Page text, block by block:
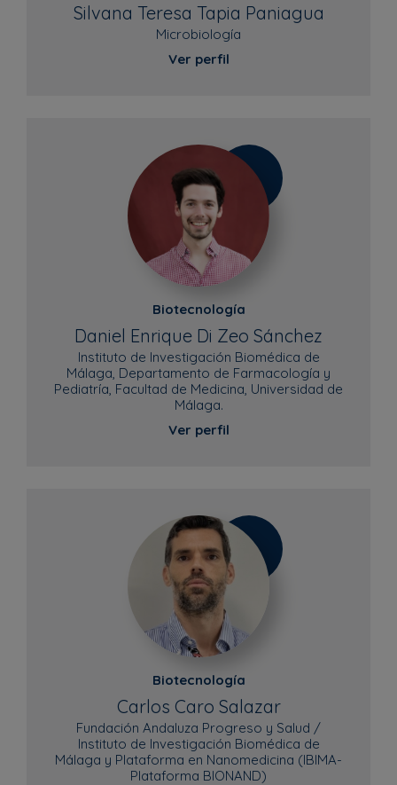
Silvana Teresa Tapia Paniagua
Microbiología
Ver perfil
Biotecnología
Daniel Enrique Di Zeo Sánchez
Instituto de Investigación Biomédica de
Málaga, Departamento de Farmacología y
Pediatría, Facultad de Medicina, Universidad de
Málaga.
Ver perfil
Biotecnología
Carlos Caro Salazar
Fundación Andaluza Progreso y Salud /
Instituto de Investigación Biomédica de
Málaga y Plataforma en Nanomedicina (IBIMA-
Plataforma BIONAND)